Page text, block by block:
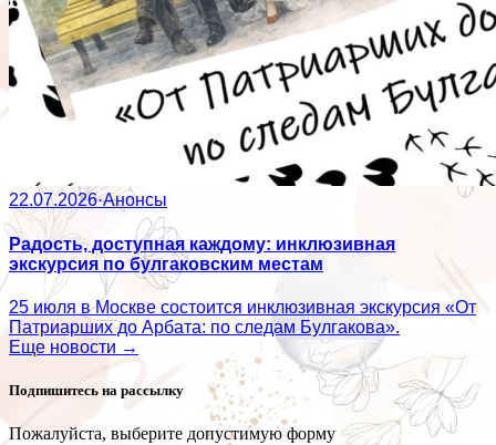
22.07.2026·Анонсы
Радость, доступная каждому: инклюзивная
экскурсия по булгаковским местам
25 июля в Москве состоится инклюзивная экскурсия «От
Патриарших до Арбата: по следам Булгакова».
Еще новости →
Подпишитесь на рассылку
Пожалуйста, выберите допустимую форму